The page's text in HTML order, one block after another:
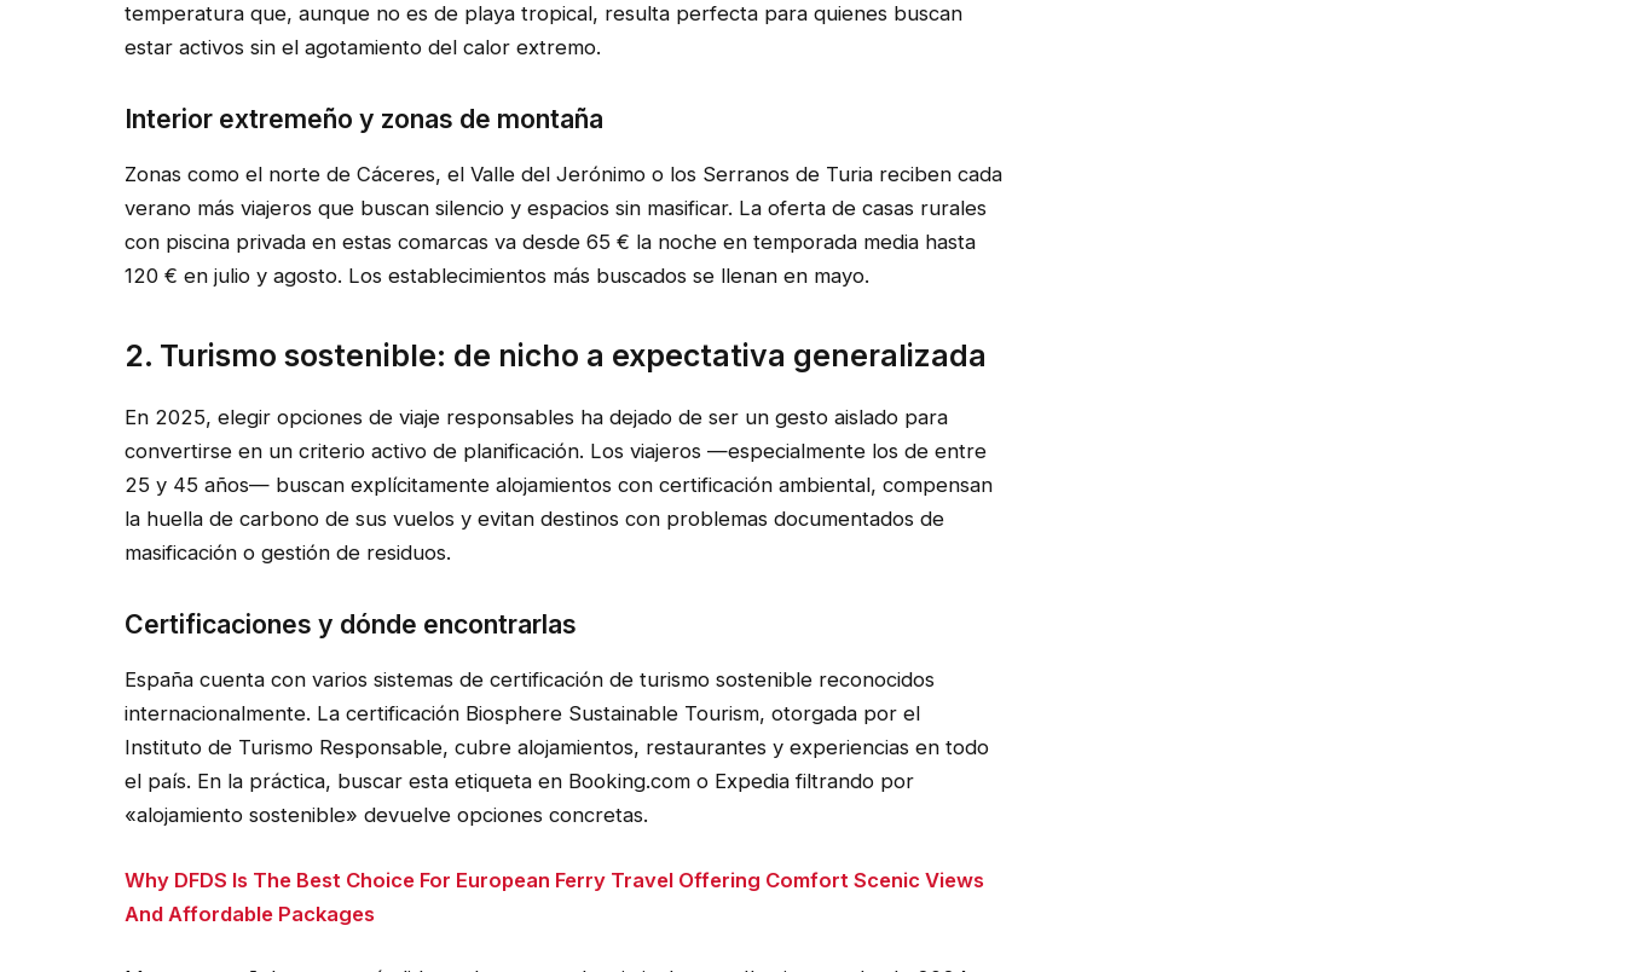
temperatura que, aunque no es de playa tropical, resulta perfecta para quienes buscan
estar activos sin el agotamiento del calor extremo.
Interior extremeño y zonas de montaña
Zonas como el norte de Cáceres, el Valle del Jerónimo o los Serranos de Turia reciben cada
verano más viajeros que buscan silencio y espacios sin masificar. La oferta de casas rurales
con piscina privada en estas comarcas va desde 65 € la noche en temporada media hasta
120 € en julio y agosto. Los establecimientos más buscados se llenan en mayo.
2. Turismo sostenible: de nicho a expectativa generalizada
En 2025, elegir opciones de viaje responsables ha dejado de ser un gesto aislado para
convertirse en un criterio activo de planificación. Los viajeros —especialmente los de entre
25 y 45 años— buscan explícitamente alojamientos con certificación ambiental, compensan
la huella de carbono de sus vuelos y evitan destinos con problemas documentados de
masificación o gestión de residuos.
Certificaciones y dónde encontrarlas
España cuenta con varios sistemas de certificación de turismo sostenible reconocidos
internacionalmente. La certificación Biosphere Sustainable Tourism, otorgada por el
Instituto de Turismo Responsable, cubre alojamientos, restaurantes y experiencias en todo
el país. En la práctica, buscar esta etiqueta en Booking.com o Expedia filtrando por
«alojamiento sostenible» devuelve opciones concretas.
Why DFDS Is The Best Choice For European Ferry Travel Offering Comfort Scenic Views
And Affordable Packages